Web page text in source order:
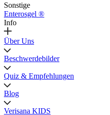
Sonstige
Enterosgel ®
Info
Über Uns
Beschwerdebilder
Quiz & Empfehlungen
Blog
Verisana KIDS